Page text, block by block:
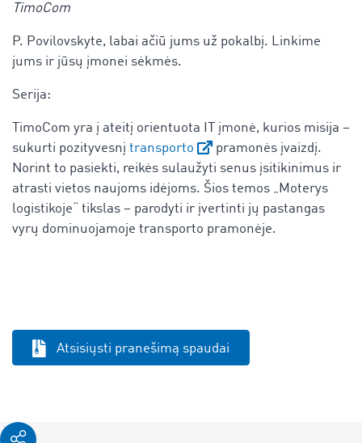
TimoCom
P. Povilovskyte, labai ačiū jums už pokalbį. Linkime
jums ir jūsų įmonei sėkmės.
Serija:
TimoCom yra į ateitį orientuota IT įmonė, kurios misija –
sukurti pozityvesnį transporto
pramonės įvaizdį.
Norint to pasiekti, reikės sulaužyti senus įsitikinimus ir
atrasti vietos naujoms idėjoms. Šios temos „Moterys
logistikoje“ tikslas – parodyti ir įvertinti jų pastangas
vyrų dominuojamoje transporto pramonėje.
Atsisiųsti pranešimą spaudai